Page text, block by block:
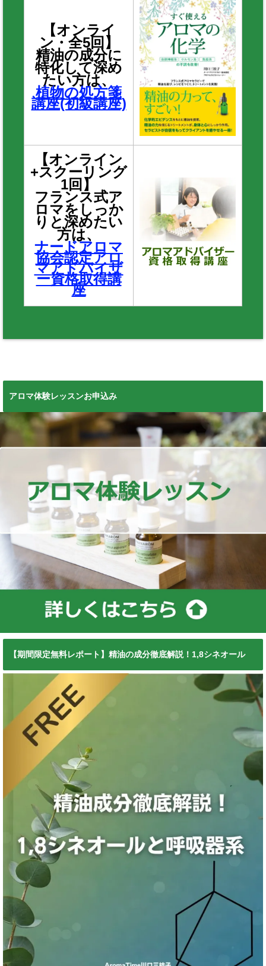
【オンライ
ン・全5回】
精油の成分に
特化して深め
たい方は、
植物の処方箋
講座(初級講座)
【オンライン
+スクーリング
1回】
フランス式ア
ロマをしっか
りと深めたい
方は、
ナードアロマ
協会認定アロ
マアドバイザ
ー資格取得講
座
アロマ体験レッスンお申込み
【期間限定無料レポート】精油の成分徹底解説！1,8シネオール